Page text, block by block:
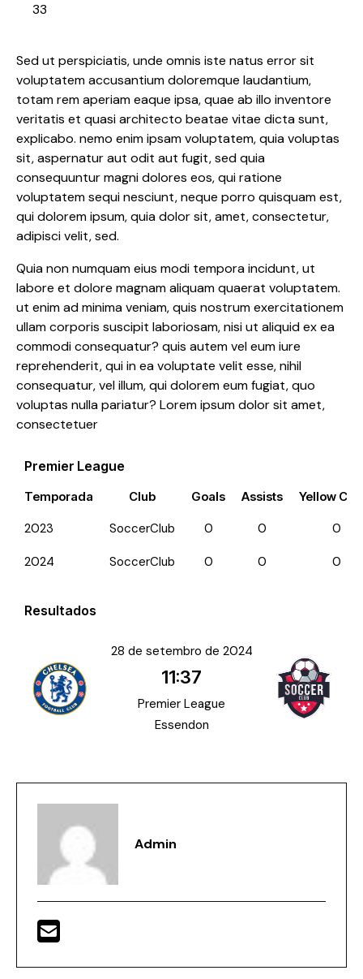
33
Sed ut perspiciatis, unde omnis iste natus error sit
voluptatem accusantium doloremque laudantium,
totam rem aperiam eaque ipsa, quae ab illo inventore
veritatis et quasi architecto beatae vitae dicta sunt,
explicabo. nemo enim ipsam voluptatem, quia voluptas
sit, aspernatur aut odit aut fugit, sed quia
consequuntur magni dolores eos, qui ratione
voluptatem sequi nesciunt, neque porro quisquam est,
qui dolorem ipsum, quia dolor sit, amet, consectetur,
adipisci velit, sed.
Quia non numquam eius modi tempora incidunt, ut
labore et dolore magnam aliquam quaerat voluptatem.
ut enim ad minima veniam, quis nostrum exercitationem
ullam corporis suscipit laboriosam, nisi ut aliquid ex ea
commodi consequatur? quis autem vel eum iure
reprehenderit, qui in ea voluptate velit esse, nihil
consequatur, vel illum, qui dolorem eum fugiat, quo
voluptas nulla pariatur? Lorem ipsum dolor sit amet,
consectetuer
Premier League
Temporada Club Goals Assists Yellow
2023 SoccerClub 0 0 0
2024 SoccerClub 0 0 0
Resultados
28 de setembro de 2024
11:37
Premier League
Essendon
Admin